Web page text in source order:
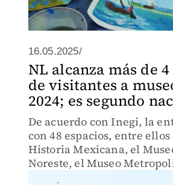
16.05.2025/
NL alcanza más de
de visitantes a
2024; es segundo
De acuerdo con Inegi, la
con 48 espacios, entre
Historia Mexicana, el
Noreste, el Museo
Monterrey, Marco, entre